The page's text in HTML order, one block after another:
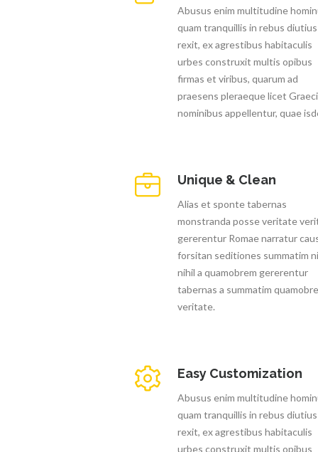
Abusus enim multitudine
quam tranquillis in rebus diutius
rexit, ex agrestibus habitaculis
urbes construxit multis opibus
firmas et viribus, quarum ad
praesens pleraeque licet
nominibus appellentur, quae
Unique & Clean
Alias et sponte tabernas
monstranda posse veritate
gererentur Romae narratur
forsitan seditiones summatim
nihil a quamobrem gererentur
tabernas a summatim
veritate.
Easy Customization
Abusus enim multitudine
quam tranquillis in rebus diutius
rexit, ex agrestibus habitaculis
urbes construxit multis opibus